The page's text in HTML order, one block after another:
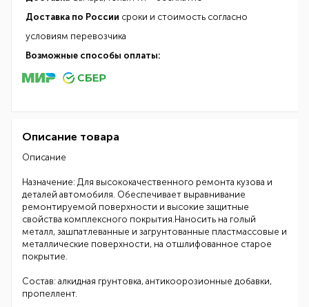
Доставка по России сроки и стоимость согласно
условиям перевозчика
Возможные способы оплаты:
Описание товара
Описание
Назначение: Для высококачественного ремонта кузова и
деталей автомобиля. Обеспечивает выравнивание
ремонтируемой поверхности и высокие защитные
свойства комплексного покрытия.Наносить на голый
металл, зашпатлеванные и загрунтованные пластмассовые и
металлические поверхности, на отшлифованное старое
покрытие.
Состав: алкидная грунтовка, антикоорозионные добавки,
пропеллент.